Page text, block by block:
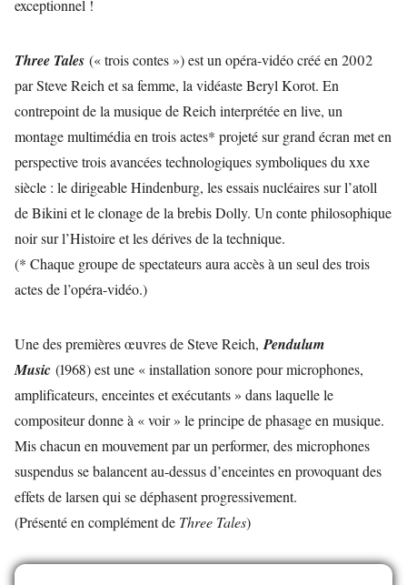
exceptionnel !
Three Tales (« trois contes ») est un opéra-vidéo créé en 2002
par Steve Reich et sa femme, la vidéaste Beryl Korot. En
contrepoint de la musique de Reich interprétée en live, un
montage multimédia en trois actes* projeté sur grand écran met en
perspective trois avancées technologiques symboliques du xxe
siècle : le dirigeable Hindenburg, les essais nucléaires sur l’atoll
de Bikini et le clonage de la brebis Dolly. Un conte philosophique
noir sur l’Histoire et les dérives de la technique.
(* Chaque groupe de spectateurs aura accès à un seul des trois
actes de l’opéra-vidéo.)
Une des premières œuvres de Steve Reich, Pendulum
Music (1968) est une « installation sonore pour microphones,
amplificateurs, enceintes et exécutants » dans laquelle le
compositeur donne à « voir » le principe de phasage en musique.
Mis chacun en mouvement par un performer, des microphones
suspendus se balancent au-dessus d’enceintes en provoquant des
effets de larsen qui se déphasent progressivement.
(Présenté en complément de Three Tales)